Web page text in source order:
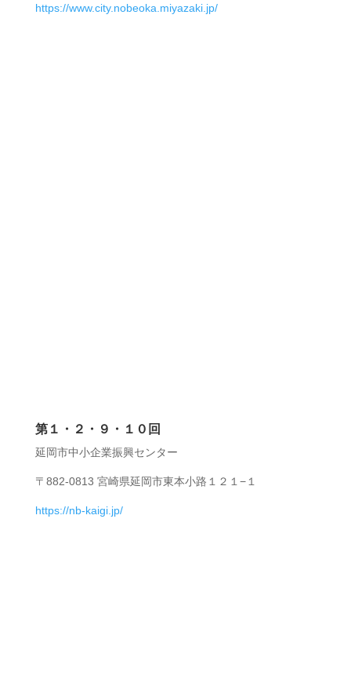
https://www.city.nobeoka.miyazaki.jp/
第１・２・９・１０回
延岡市中小企業振興センター
〒882-0813 宮崎県延岡市東本小路１２１−１
https://nb-kaigi.jp/